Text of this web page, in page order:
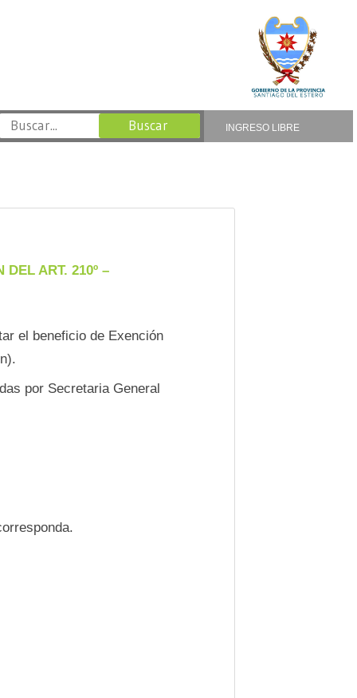
INGRESO LIBRE
DEL ART. 210º –
el beneficio de Exención
por Secretaria General